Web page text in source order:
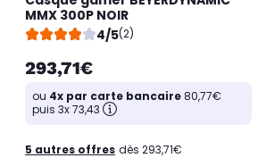
MMX 300P NOIR
4/5(2)
293,71€
ou 4x par carte bancaire80,77€
puis 3x 73,43
5 autres offres dès 293,71€